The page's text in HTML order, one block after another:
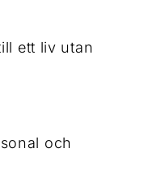
ett liv utan
och